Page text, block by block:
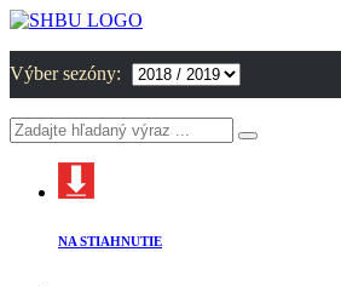
Výber sezóny:
NA STIAHNUTIE